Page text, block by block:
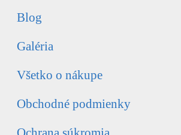
Blog
Galéria
Všetko o nákupe
Obchodné podmienky